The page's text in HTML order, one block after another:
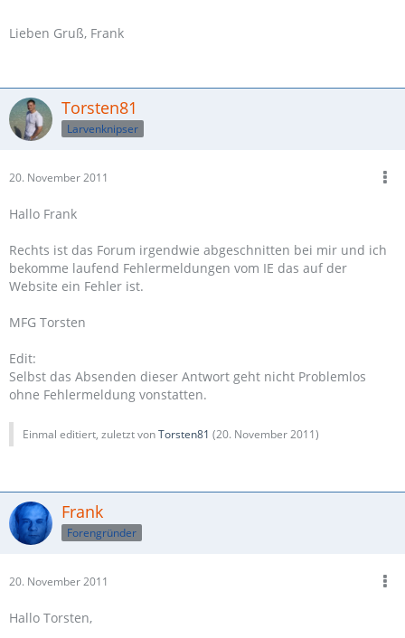
Lieben Gruß, Frank
Torsten81
Larvenknipser
20. November 2011
Hallo Frank
Rechts ist das Forum irgendwie abgeschnitten bei mir und ich
bekomme laufend Fehlermeldungen vom IE das auf der
Website ein Fehler ist.
MFG Torsten
Edit:
Selbst das Absenden dieser Antwort geht nicht Problemlos
ohne Fehlermeldung vonstatten.
Einmal editiert, zuletzt vonTorsten81 (20. November 2011)
Frank
Forengründer
20. November 2011
Hallo Torsten,